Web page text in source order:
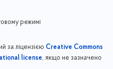
режимі
за ліцензією Creative Commons
license, якщо не зазначено